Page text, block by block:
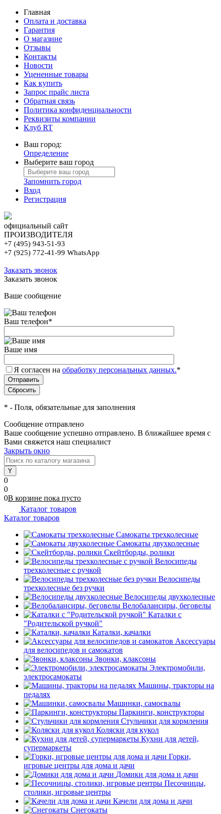
Главная
Оплата и доставка
Гарантия
О магазине
Отзывы
Контакты
Новости
Уцененные товары
Как купить
Запрос прайс листа
Обратная связь
Политика конфиденциальности
Реквизиты компании
Клуб RT
Ваш город:
Определение
Выберите ваш город
Запомнить город
Вход
Регистрация
официальный сайт
ПРОИЗВОДИТЕЛЯ
+7 (495) 943-51-93
+7 (925) 772-41-99 WhatsApp
Заказать звонок
Заказать звонок
Ваше сообщение
Ваш телефон*
Ваше имя
Я согласен на обработку персональных данных.*
* - Поля, обязательные для заполнения
Сообщение отправлено
Ваше сообщение успешно отправлено. В ближайшее время с
Вами свяжется наш специалист
Закрыть окно
0
0
0В корзине пока пусто
Каталог товаров
Каталог товаров
Самокаты трехколесные
Самокаты двухколесные
Скейтборды, ролики
Велосипеды
трехколесные с ручкой
Велосипеды
трехколесные без ручки
Велосипеды двухколесные
Велобалансиры, беговелы
Каталки с
"Родительской ручкой"
Каталки, качалки
Аксессуары
для велосипедов и самокатов
Звонки, клаксоны
Электромобили,
электросамокаты
Машины, тракторы на
педалях
Машинки, самосвалы
Паркинги, конструкторы
Стульчики для кормления
Коляски для кукол
Кухни для детей,
супермаркеты
Горки,
игровые центры для дома и дачи
Домики для дома и дачи
Песочницы,
столики, игровые центры
Качели для дома и дачи
Снегокаты